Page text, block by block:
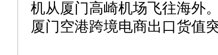
机从厦门高崎机场飞往海外
厦门空港跨境电商出口货值